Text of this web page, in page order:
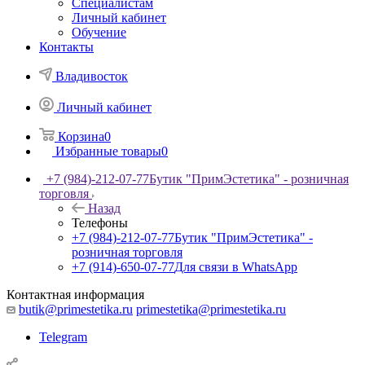
Специалистам
Личный кабинет
Обучение
Контакты
Владивосток
Личный кабинет
Корзина0
Избранные товары0
+7 (984)-212-07-77Бутик "ПримЭстетика" - розничная
торговля
Назад
Телефоны
+7 (984)-212-07-77Бутик "ПримЭстетика" -
розничная торговля
+7 (914)-650-07-77Для связи в WhatsApp
Контактная информация
butik@primestetika.ru primestetika@primestetika.ru
Telegram